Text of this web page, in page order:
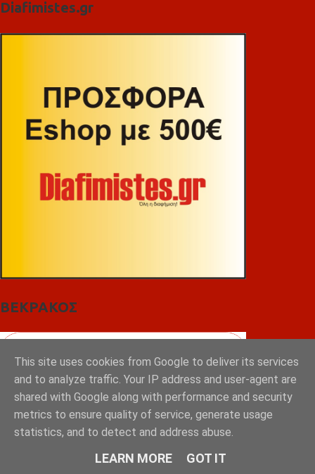
Diafimistes.gr
ΒΕΚΡΑΚΟΣ
This site uses cookies from Google to deliver its services
and to analyze traffic. Your IP address and user-agent are
shared with Google along with performance and security
metrics to ensure quality of service, generate usage
statistics, and to detect and address abuse.
LEARN MORE GOT IT